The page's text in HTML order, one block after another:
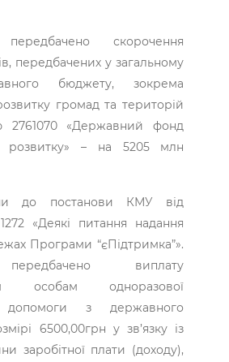
скорочення
передбачених у загальному
бюджету, зокрема
громад та територій
2761070 «Державний фонд
розвитку» – на 5205 млн
до постанови КМУ від
«Деякі питання надання
Програми “єПідтримка”».
виплату
особам одноразової
допомоги з державного
6500,00грн у зв’язку із
заробітної плати (доходу),